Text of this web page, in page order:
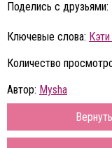
Поделись с друзьями:
Ключевые слова:
Количество
Автор: Mysha